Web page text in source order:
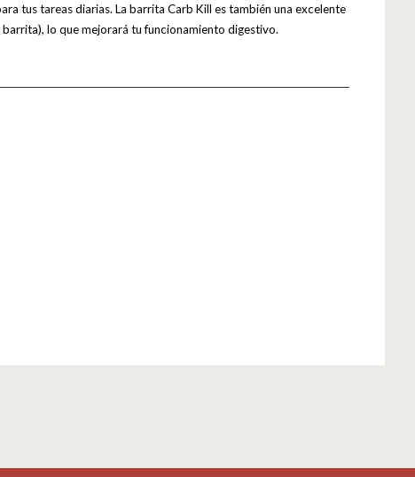
tus tareas diarias. La barrita Carb Kill es también una excelente
lo que mejorará tu funcionamiento digestivo.